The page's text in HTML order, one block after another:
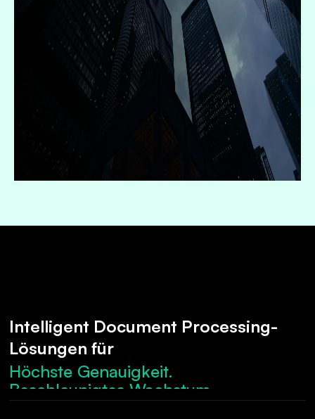
Intelligent Document Processing-
Lösungen für
Höchste Genauigkeit.
Beschleunigtes Wachstum.
Robuste Compliance.